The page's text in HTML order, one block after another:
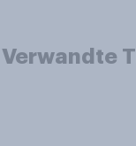
Verwandte